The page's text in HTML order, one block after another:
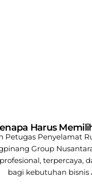
Harus
Petugas Penyelamat
Group
terpercaya,
bagi kebutuhan bisnis